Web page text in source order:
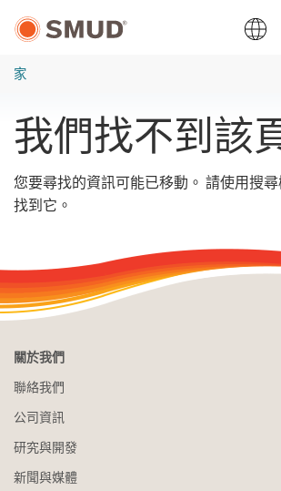
家
我們找不到該
您要尋找的資訊可能已移動。 請使用搜
找到它。
關於我們
聯絡我們
公司資訊
研究與開發
新聞與媒體